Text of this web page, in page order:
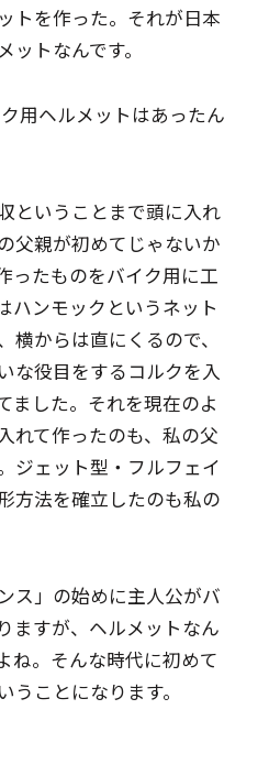
トを作った。それが日本
トなんです。
用ヘルメットはあったん
ということまで頭に入れ
父親が初めてじゃないか
ったものをバイク用に工
ハンモックというネット
横からは直にくるので、
な役目をするコルクを入
ました。それを現在のよ
れて作ったのも、私の父
ジェット型・フルフェイ
方法を確立したのも私の
ス」の始めに主人公がバ
ますが、ヘルメットなん
ね。そんな時代に初めて
ことになります。